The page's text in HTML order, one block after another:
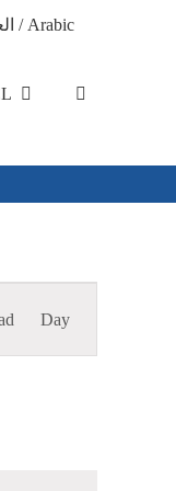
العربية / Arabic
Day